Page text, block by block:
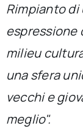
Sezioni
Chi siamo
per:
Rimpianto
espressione
milieu
una sfera
vecchi e
meglio".